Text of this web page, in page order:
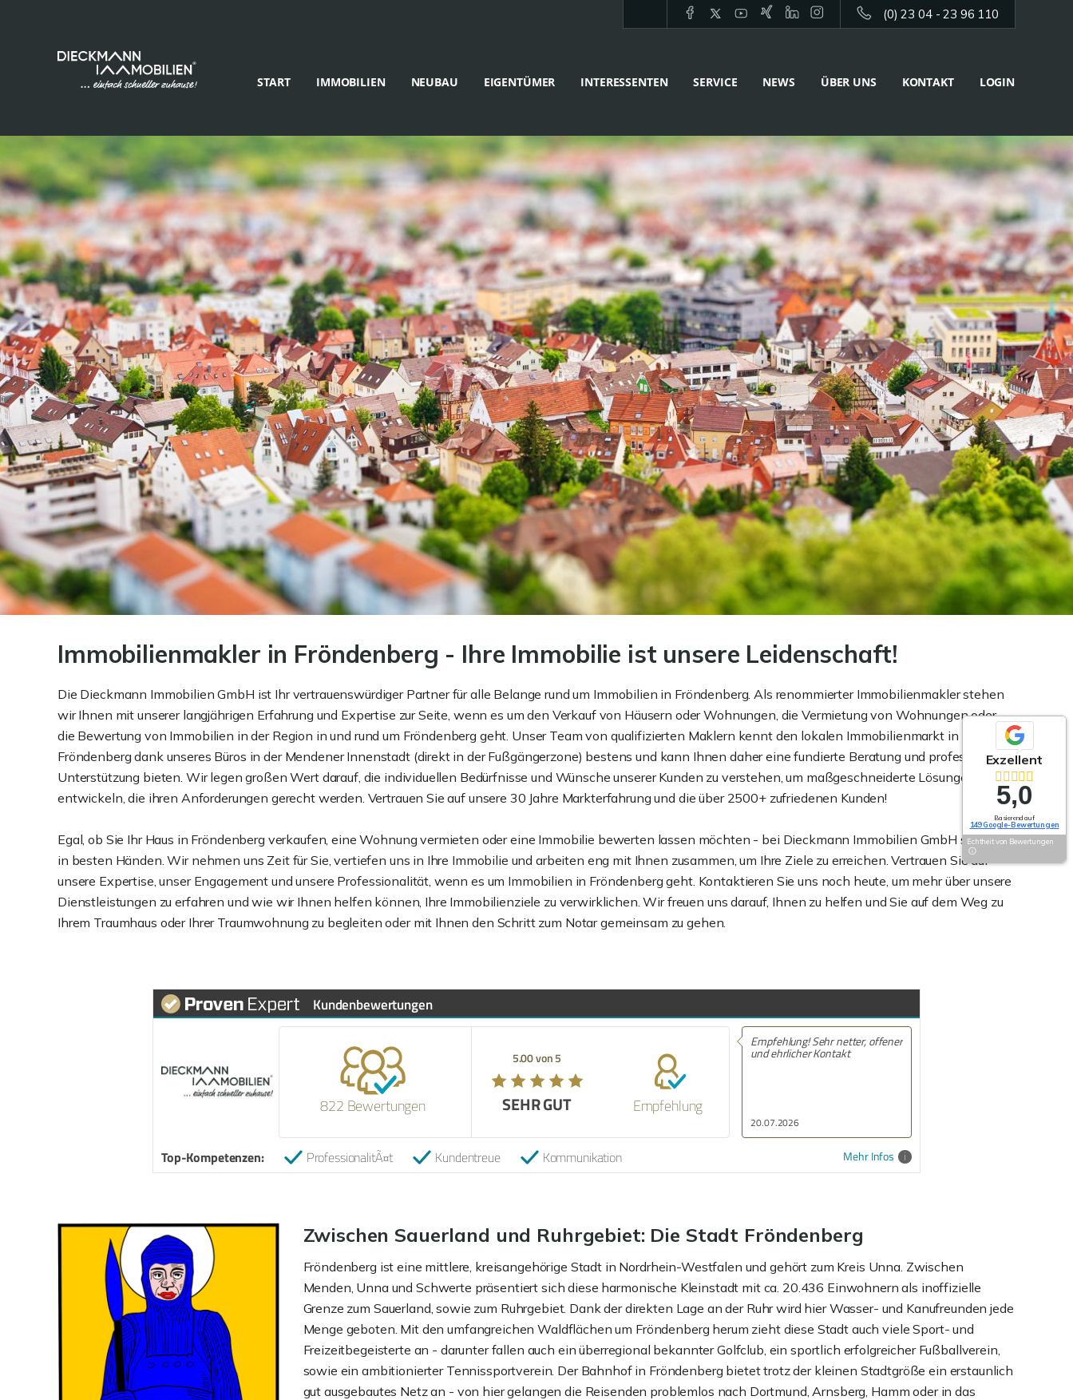
(0) 23 04 - 23 96 110
START IMMOBILIEN NEUBAU EIGENTÜMER INTERESSENTEN SERVICE NEWS ÜBER UNS KONTAKT LOGIN
Immobilien­makler in Fröndenberg - Ihre Immobilie ist unsere Leidenschaft!
Die Dieckmann Immobilien GmbH ist Ihr vertrauenswürdiger Partner für alle Belange rund um Immobilien in Fröndenberg. Als renommierter Immobilienmakler stehen
wir Ihnen mit unserer langjährigen Erfahrung und Expertise zur Seite, wenn es um den Verkauf von Häusern oder Wohnungen, die Vermietung von Wohnungen oder
die Bewertung von Immobilien in der Region in und rund um Fröndenberg geht. Unser Team von qualifizierten Maklern kennt den lokalen Immobilienmarkt in
Fröndenberg dank unseres Büros in der Mendener Innenstadt (direkt in der Fußgängerzone) bestens und kann Ihnen daher eine fundierte Beratung und professionelle
Unterstützung bieten. Wir legen großen Wert darauf, die individuellen Bedürfnisse und Wünsche unserer Kunden zu verstehen, um maßgeschneiderte Lösungen zu
entwickeln, die ihren Anforderungen gerecht werden. Vertrauen Sie auf unsere 30 Jahre Markterfahrung und die über 2500+ zufriedenen Kunden!
Egal, ob Sie Ihr Haus in Fröndenberg verkaufen, eine Wohnung vermieten oder eine Immobilie bewerten lassen möchten - bei Dieckmann Immobilien GmbH sind Sie
in besten Händen. Wir nehmen uns Zeit für Sie, vertiefen uns in Ihre Immobilie und arbeiten eng mit Ihnen zusammen, um Ihre Ziele zu erreichen. Vertrauen Sie auf
unsere Expertise, unser Engagement und unsere Professionalität, wenn es um Immobilien in Fröndenberg geht. Kontaktieren Sie uns noch heute, um mehr über unsere
Dienstleistungen zu erfahren und wie wir Ihnen helfen können, Ihre Immobilienziele zu verwirklichen. Wir freuen uns darauf, Ihnen zu helfen und Sie auf dem Weg zu
Ihrem Traumhaus oder Ihrer Traumwohnung zu begleiten oder mit Ihnen den Schritt zum Notar gemeinsam zu gehen.
Kundenbewertungen
822 Bewertungen
5.00 von 5
SEHR GUT Empfehlung
17.07.2026
Empfehlung! Problemloser und
sehr angenehmer Ablauf vom
Schmidt!
Mehr Infos
Top-Kompetenzen: ProfessionalitÃ¤t Kundentreue Kommunikation
Zwischen Sauerland und Ruhrgebiet: Die Stadt Fröndenberg
Fröndenberg ist eine mittlere, kreisangehörige Stadt in Nordrhein-Westfalen und gehört zum Kreis Unna. Zwischen
Menden, Unna und Schwerte präsentiert sich diese harmonische Kleinstadt mit ca. 20.436 Einwohnern als inoffizielle
Grenze zum Sauerland, sowie zum Ruhrgebiet. Dank der direkten Lage an der Ruhr wird hier Wasser- und Kanufreunden jede
Menge geboten. Mit den umfangreichen Waldflächen um Fröndenberg herum zieht diese Stadt auch viele Sport- und
Freizeitbegeisterte an - darunter fallen auch ein überregional bekannter Golfclub, ein sportlich erfolgreicher Fußballverein,
sowie ein ambitionierter Tennissportverein. Der Bahnhof in Fröndenberg bietet trotz der kleinen Stadtgröße ein erstaunlich
gut ausgebautes Netz an - von hier gelangen die Reisenden problemlos nach Dortmund, Arnsberg, Hamm oder in das
Exzellent
5,0
Basierend auf
149 Google-Bewertungen
Echtheit von Bewertungen